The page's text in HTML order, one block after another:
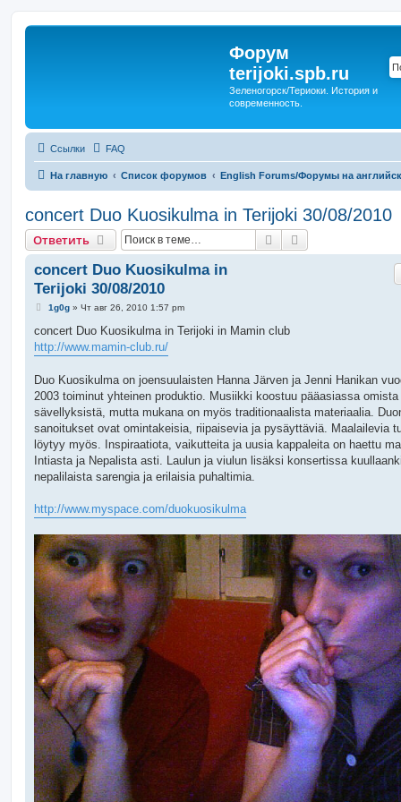
Форум
terijoki.spb.ru
Зеленогорск/Териоки. История и
современность.
Ссылки FAQ
На главную Список форумов English Forums/Форумы на
concert Duo Kuosikulma in Terijoki 30/08/2010
Ответить Поиск
concert Duo Kuosikulma in
Terijoki 30/08/2010
С
о
щ
и
е
1g0g» Чт авг 26, 2010 1:57 pm
concert Duo Kuosikulma in Terijoki in Mamin club
http://www.mamin-club.ru/
Duo Kuosikulma on joensuulaisten Hanna Järven ja Jenni Hanikan
2003 toiminut yhteinen produktio. Musiikki koostuu pääasiassa omista
sävellyksistä, mutta mukana on myös traditionaalista materiaalia.
sanoitukset ovat omintakeisia, riipaisevia ja pysäyttäviä. Maalailevia
löytyy myös. Inspiraatiota, vaikutteita ja uusia kappaleita on haettu
Intiasta ja Nepalista asti. Laulun ja viulun lisäksi konsertissa
nepalilaista sarengia ja erilaisia puhaltimia.
http://www.myspace.com/duokuosikulma